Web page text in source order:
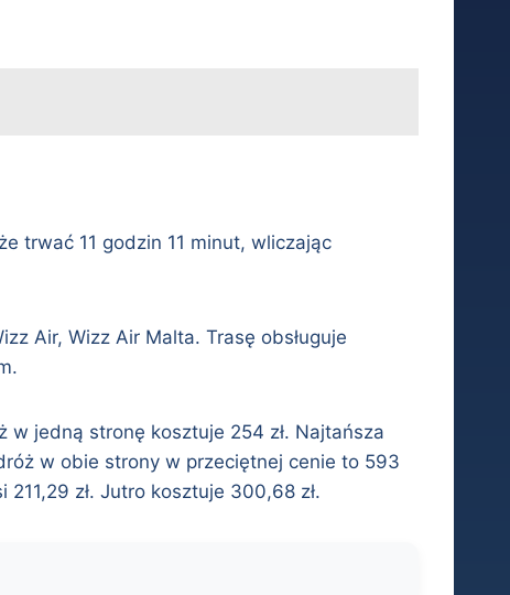
trwać 11 godzin 11 minut, wliczając
Air, Wizz Air Malta. Trasę obsługuje
jedną stronę kosztuje 254 zł. Najtańsza
w obie strony w przeciętnej cenie to 593
zł. Jutro kosztuje 300,68 zł.